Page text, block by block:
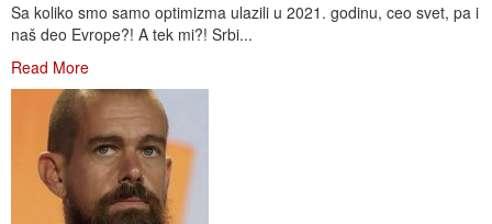
Sa koliko smo samo optimizma ulazili u 2021. godinu, ceo svet, pa i
naš deo Evrope?! A tek mi?! Srbi...
Read More